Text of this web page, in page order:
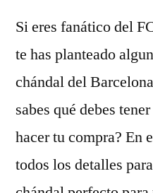
Si eres fanático del
te has planteado
chándal del
sabes qué debes
hacer tu compra? En
todos los detalles